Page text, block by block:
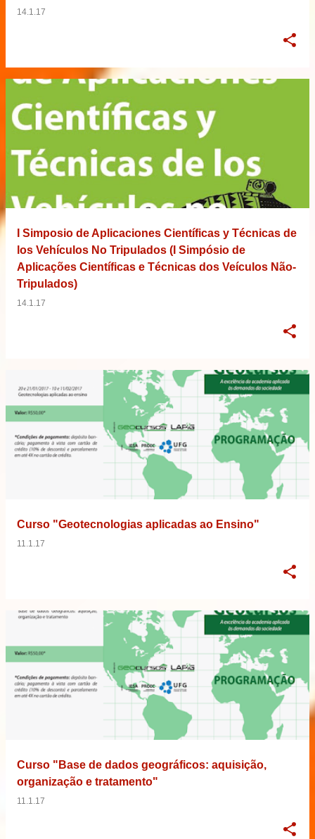
14.1.17
I Simposio de Aplicaciones Científicas y Técnicas de
los Vehículos No Tripulados (I Simpósio de
Aplicações Científicas e Técnicas dos Veículos Não-
Tripulados)
14.1.17
Curso "Geotecnologias aplicadas ao Ensino"
11.1.17
Curso "Base de dados geográficos: aquisição,
organização e tratamento"
11.1.17